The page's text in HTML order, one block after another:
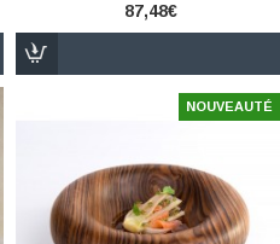
87,48€
NOUVEAUTÉ